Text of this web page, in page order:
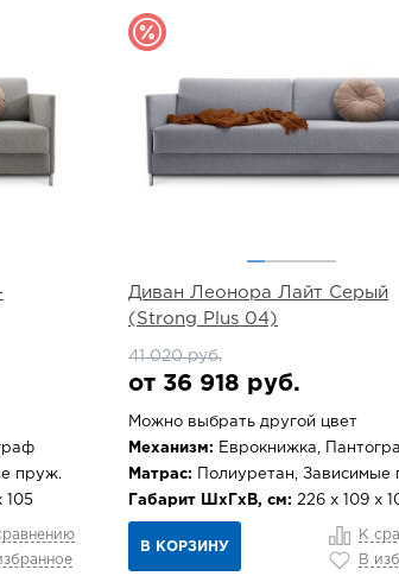
пруж.
105
Диван Леонора Лайт Серый
(Strong Plus 04)
41 020 руб.
от 36 918 руб.
Можно выбрать другой цвет
Механизм: Еврокнижка,
Матрас: Полиуретан, Зависимые
Габарит ШхГхВ, см: 226 х 109 х
В КОРЗИНУ
К
В